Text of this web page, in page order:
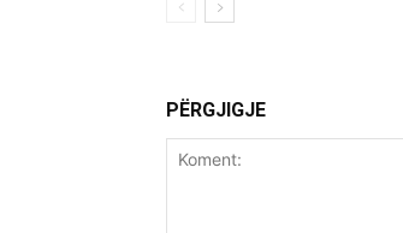
PËRGJIGJE